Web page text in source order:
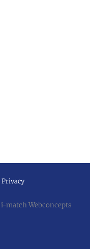
Privacy
i-match Webconcepts